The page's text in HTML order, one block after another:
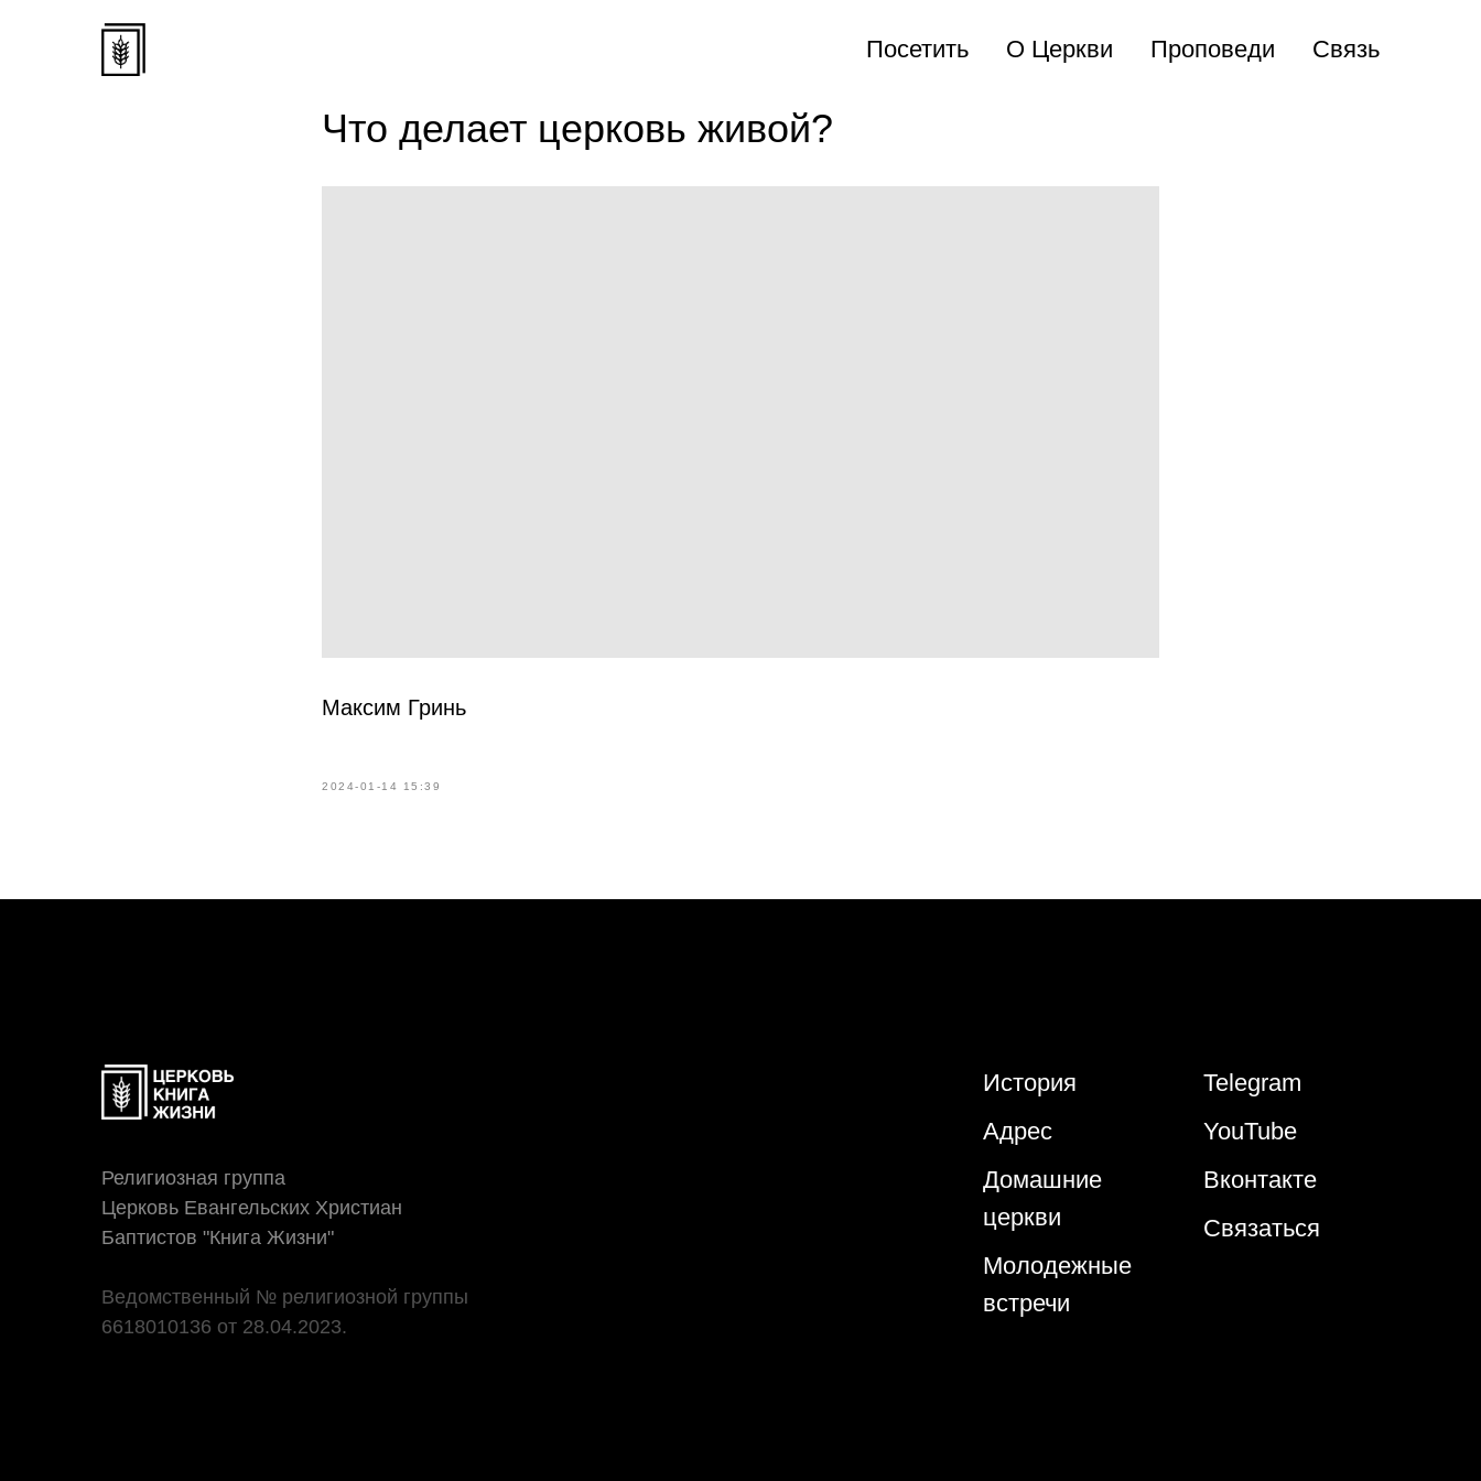
Посетить О Церкви Проповеди Связь
Что делает церковь живой?
Максим Гринь
2024-01-14 15:39
Религиозная группа
Церковь Евангельских Христиан
Баптистов "Книга Жизни"
Ведомственный № религиозной группы
6618010136 от 28.04.2023.
История
Адрес
Домашние
церкви
Молодежные
встречи
Telegram
YouTube
Вконтакте
Связаться